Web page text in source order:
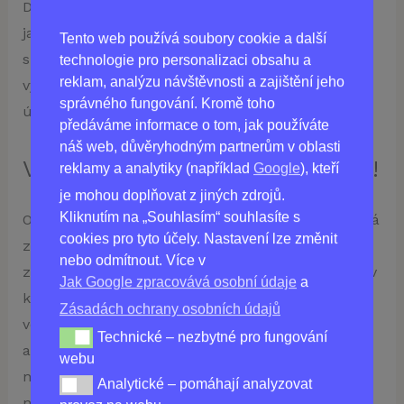
Tento web používá soubory cookie a další
technologie pro personalizaci obsahu a
reklam, analýzu návštěvnosti a zajištění jeho
správného fungování. Kromě toho
předáváme informace o tom, jak používáte
náš web, důvěryhodným partnerům v oblasti
reklamy a analytiky (například Google), kteří
je mohou doplňovat z jiných zdrojů.
Kliknutím na „Souhlasím“ souhlasíte s
cookies pro tyto účely. Nastavení lze změnit
nebo odmítnout. Více v
Jak Google zpracovává osobní údaje a
Zásadách ochrany osobních údajů
Technické – nezbytné pro fungování webu
Technické – nezbytné pro fungování
webu
Analytické – pomáhají analyzovat provoz na webu
Analytické – pomáhají analyzovat
Díky zcela bezpečnému složení, které je bez
jakýchkoli vedlejších účinků, se jistě budete moci
spolehnout na OK Look jako na spolehlivý zdroj
vynikajícího zdraví zraku. Chraňte se tímto
úžasným produktem ještě dnes!
Vítejte v budoucnosti oční péče!
OK Look je nový převratný doplněk stravy, který má
zlepšit váš zrak a zabránit jeho dalšímu
zhoršování. Tento převratný výrobek lze používat v
každém věku a je bez jakýchkoli nebezpečných
vedlejších účinků. Funguje tak, že posiluje
akomodační aparát, zlepšuje adaptaci vašeho oka
na různé světelné podmínky a odstraňuje jakýkoli